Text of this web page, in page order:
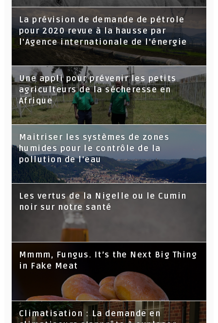
La prévision de demande de pétrole
pour 2020 revue à la hausse par
l'Agence internationale de l'énergie
Une appli pour prévenir les petits
agriculteurs de la sécheresse en
Afrique
Maitriser les systèmes de zones
humides pour le contrôle de la
pollution de l'eau
Les vertus de la Nigelle ou le Cumin
noir sur notre santé
Mmmm, Fungus. It’s the Next Big Thing
in Fake Meat
Climatisation : La demande en